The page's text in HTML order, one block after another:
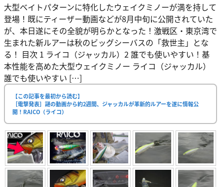
大型ベイトパターンに特化したウェイクミノーが満を持して
登場！既にティーザー動画などが8月中旬に公開されていた
が、本日遂にその全貌が明らかとなった！激戦区・東京湾で
生まれた新ルアーは秋のビッグシーバスの「救世主」とな
る！ 目次 1 ライコ（ジャッカル）2 誰でも使いやすい！基
本性能を高めた大型ウェイクミノー ライコ（ジャッカル）
誰でも使いやすい […]
【この記事を最初から読む】
［電撃発表］謎の動画から約2週間、ジャッカルが革新的ルアーを遂に情報公
開！RAICO（ライコ）